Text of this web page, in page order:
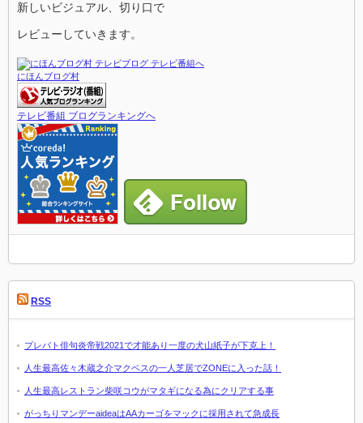
新しいビジュアル、切り口で
レビューしていきます。
にほんブログ村
テレビ番組 ブログランキングへ
RSS
プレバト俳句炎帝戦2021で才能あり一度の犬山紙子が下克上！
人生最高佐々木蔵之介マクベスの一人芝居でZONEに入った話！
人生最高レストラン柴咲コウがマタギになる為にクリアする事
がっちりマンデーaideaはAAカーゴをマックに採用されて急成長